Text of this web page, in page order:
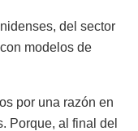
del sector
modelos de
por una razón en
Porque, al final del